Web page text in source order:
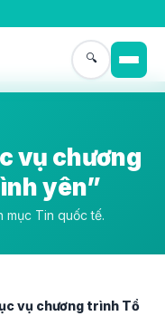
🔍
vụ chương
yên”
mục Tin quốc tế.
vụ chương trình Tổ